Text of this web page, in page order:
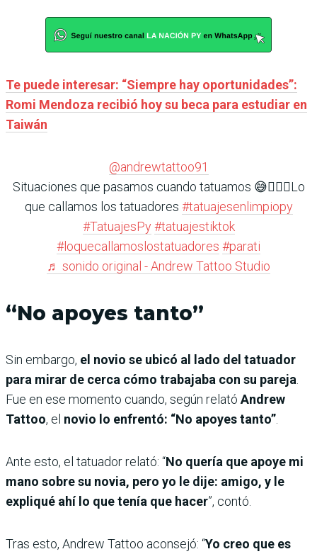
Te puede interesar: “Siempre hay oportunidades”:
Romi Mendoza recibió hoy su beca para estudiar en
Taiwán
@andrewtattoo91
Situaciones que pasamos cuando tatuamos 😅🤷🏻‍♂️Lo
que callamos los tatuadores #tatuajesenlimpiopy
#TatuajesPy #tatuajestiktok
#loquecallamoslostatuadores #parati
♬ sonido original - Andrew Tattoo Studio
“No apoyes tanto”
Sin embargo, el novio se ubicó al lado del tatuador
para mirar de cerca cómo trabajaba con su pareja
Fue en ese momento cuando, según relató Andrew
Tattoo, el novio lo enfrentó: “No apoyes tanto”
Ante esto, el tatuador relató: “No quería que apoye mi
mano sobre su novia, pero yo le dije: amigo, y le
expliqué ahí lo que tenía que hacer”, contó.
Tras esto, Andrew Tattoo aconsejó: “Yo creo que es